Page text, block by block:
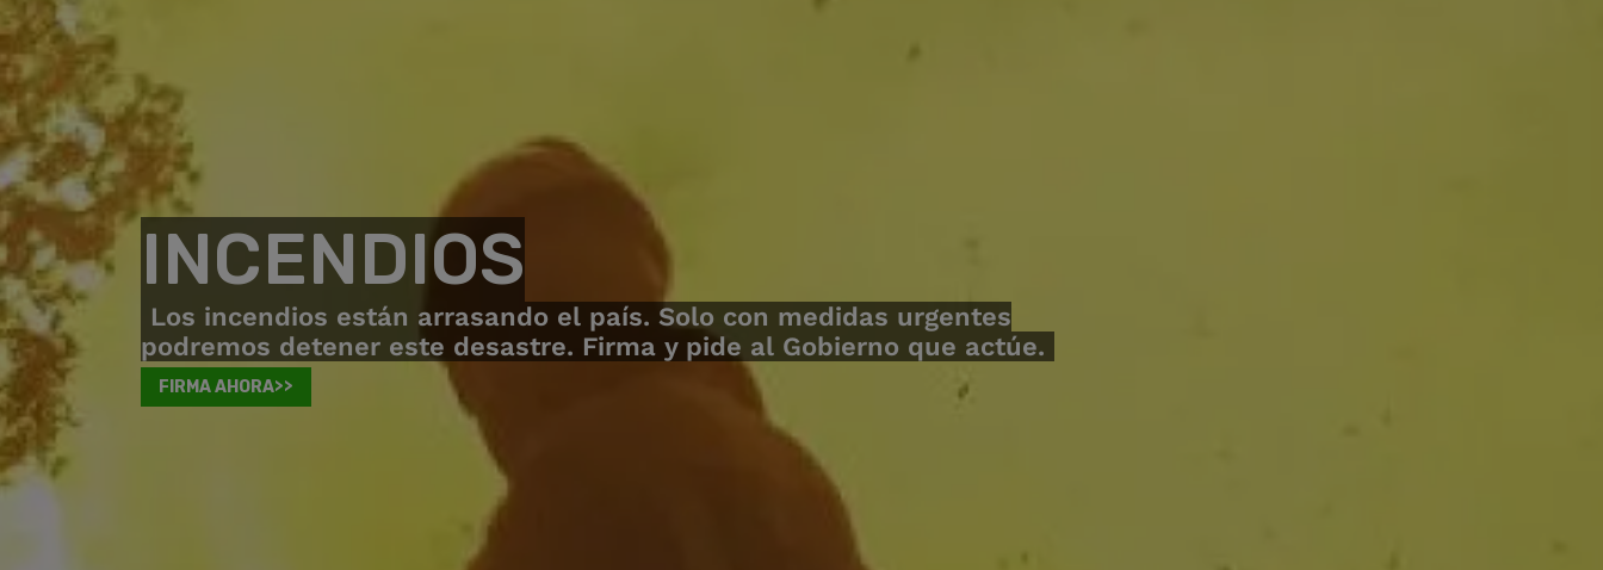
INCENDIOS
Los incendios están arrasando el país. Solo con medidas urgentes
podremos detener este desastre. Firma y pide al Gobierno que actúe.
FIRMA AHORA>>